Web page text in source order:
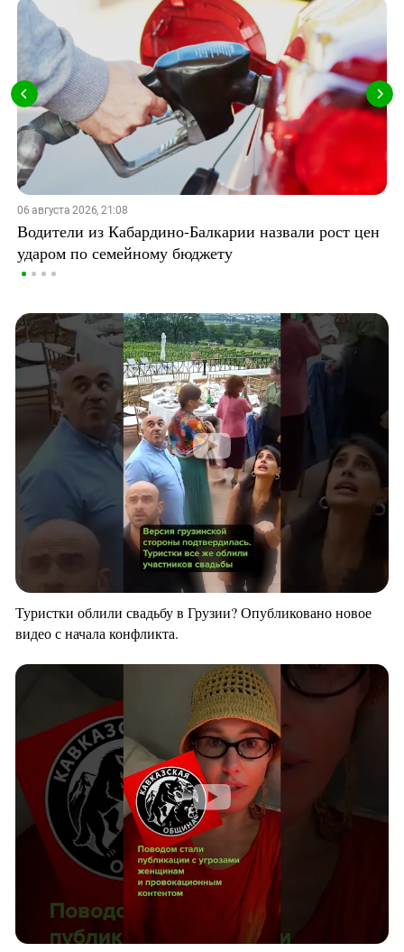
06 августа 2026, 21:08
Водители из Кабардино-Балкарии назвали рост цен
ударом по семейному бюджету
Туристки облили свадьбу в Грузии? Опубликовано новое
видео с начала конфликта.